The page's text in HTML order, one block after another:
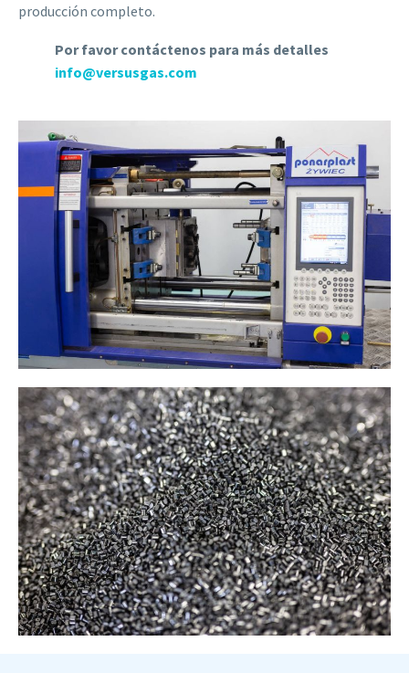
producción completo.
Por favor contáctenos para más detalles
info@versusgas.com